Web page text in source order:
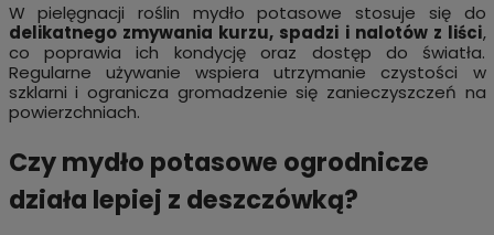
W pielęgnacji roślin mydło potasowe stosuje się do
delikatnego zmywania kurzu, spadzi i nalotów z liści,
co poprawia ich kondycję oraz dostęp do światła.
Regularne używanie wspiera utrzymanie czystości w
szklarni i ogranicza gromadzenie się zanieczyszczeń na
powierzchniach.
Czy mydło potasowe ogrodnicze
działa lepiej z deszczówką?